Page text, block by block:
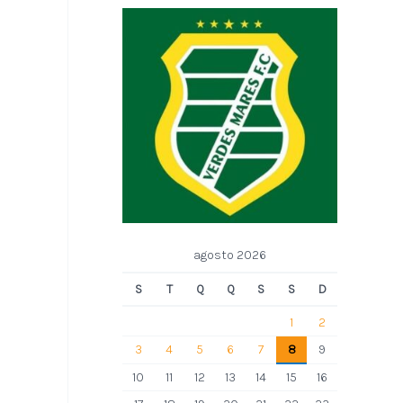
agosto 2026
S T Q Q S S D
1
2
3
4 5 6 7 8
9
10
11 12 13 14 15
16